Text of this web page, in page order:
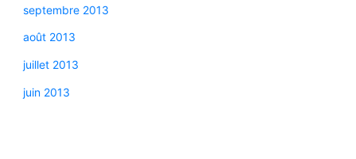
septembre 2013
août 2013
juillet 2013
juin 2013